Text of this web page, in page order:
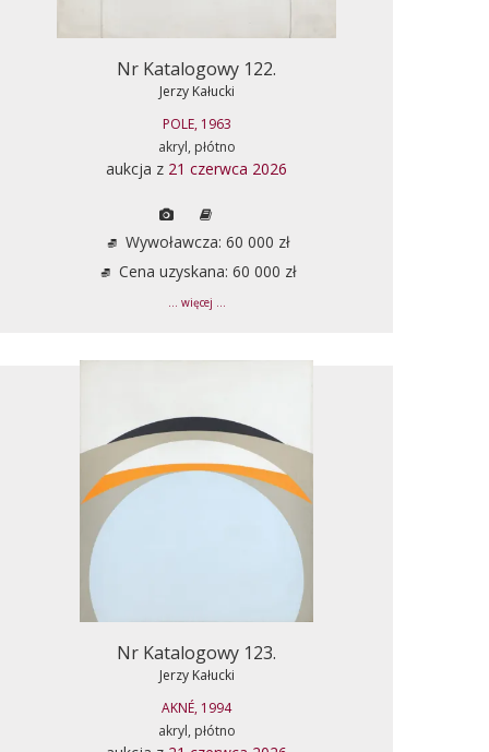
Nr Katalogowy 122.
Jerzy Kałucki
POLE, 1963
akryl, płótno
aukcja z 21 czerwca 2026
Wywoławcza: 60 000 zł
Cena uzyskana: 60 000 zł
... więcej ...
Nr Katalogowy 123.
Jerzy Kałucki
AKNÉ, 1994
akryl, płótno